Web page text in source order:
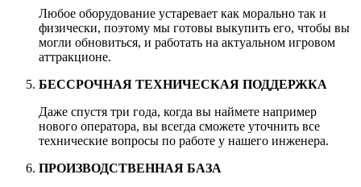
Любое оборудование устаревает как морально так и
физически, поэтому мы готовы выкупить его, чтобы вы
могли обновиться, и работать на актуальном игровом
аттракционе.
БЕССРОЧНАЯ ТЕХНИЧЕСКАЯ ПОДДЕРЖКА
Даже спустя три года, когда вы наймете например
нового оператора, вы всегда сможете уточнить все
технические вопросы по работе у нашего инженера.
ПРОИЗВОДСТВЕННАЯ БАЗА